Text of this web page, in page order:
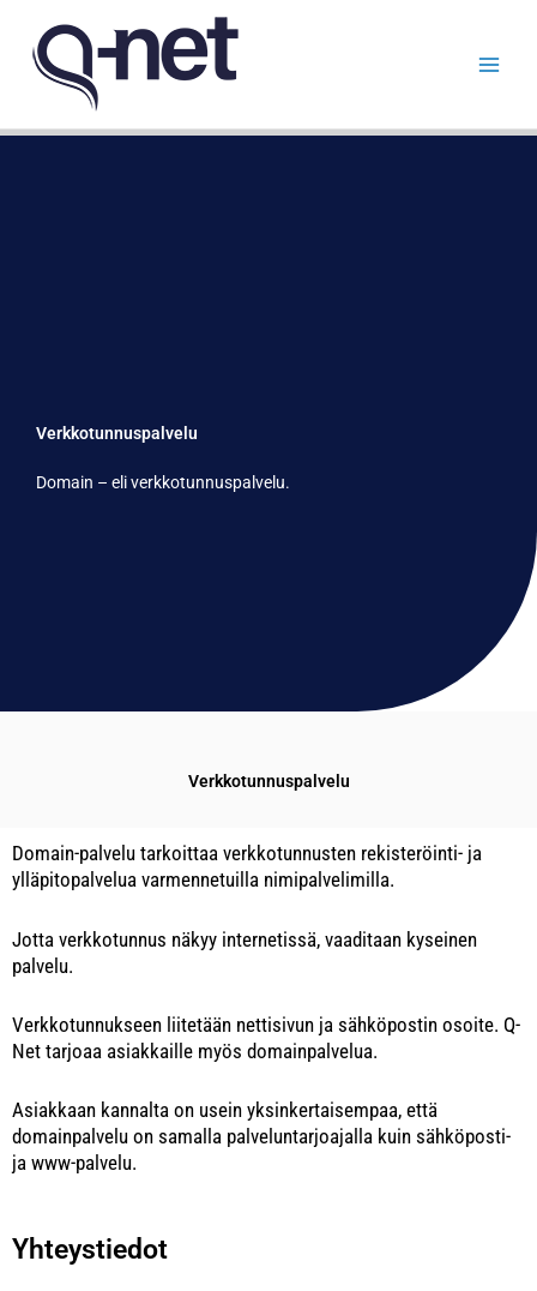
sisältöön
Verkkotunnuspalvelu
Domain – eli verkkotunnuspalvelu.
Verkkotunnuspalvelu
Domain-palvelu tarkoittaa verkkotunnusten rekisteröinti- ja
ylläpitopalvelua varmennetuilla nimipalvelimilla.
Jotta verkkotunnus näkyy internetissä, vaaditaan kyseinen
palvelu.
Verkkotunnukseen liitetään nettisivun ja sähköpostin osoite. Q-
Net tarjoaa asiakkaille myös domainpalvelua.
Asiakkaan kannalta on usein yksinkertaisempaa, että
domainpalvelu on samalla palveluntarjoajalla kuin sähköposti-
ja www-palvelu.
Yhteystiedot